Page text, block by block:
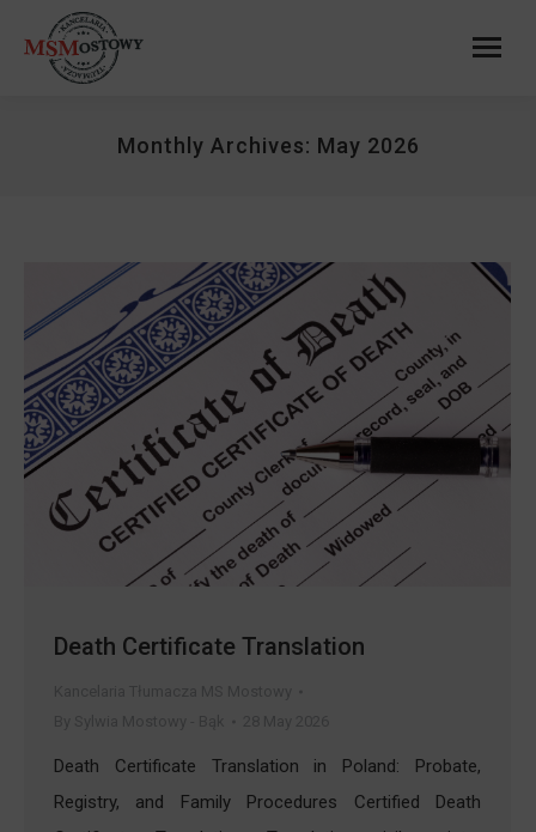
Monthly Archives: May 2026
Death Certificate Translation
Death Certificate Translation in Poland: Probate,
Registry, and Family Procedures Certified Death